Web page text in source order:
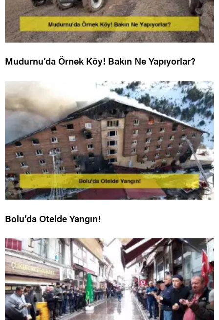
Mudurnu’da Örnek Köy! Bakın Ne Yapıyorlar?
Bolu’da Otelde Yangın!